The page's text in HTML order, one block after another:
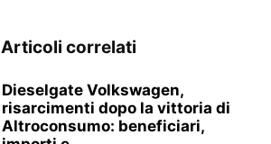
Articoli correlati
Dieselgate Volkswagen,
risarcimenti dopo la vittoria di
Altroconsumo: beneficiari,